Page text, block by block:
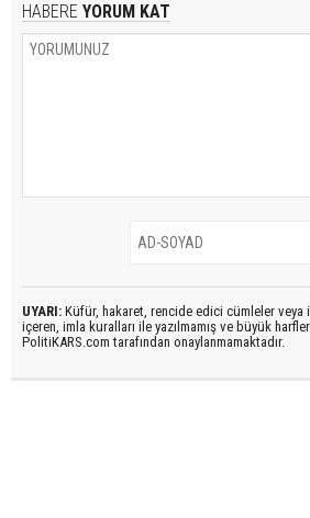
HABERE YORUM KAT
UYARI: Küfür, hakaret, rencide edici cümleler veya
içeren, imla kuralları ile yazılmamış ve büyük
PolitiKARS.com tarafından onaylanmamaktadır.